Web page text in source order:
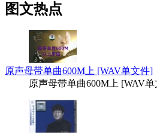
图文热点
原声母带单曲600M上 [WAV单文件]
原声母带单曲600M上 [WAV单